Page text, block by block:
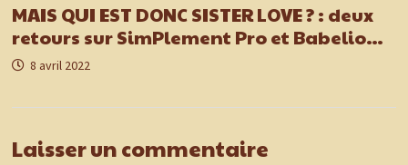
MAIS QUI EST DONC SISTER LOVE ? : deux
retours sur SimPlement Pro et Babelio…
8 avril 2022
Laisser un commentaire